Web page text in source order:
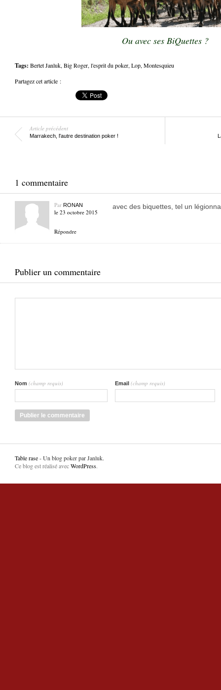
Ou avec ses BiQuettes ?
Tags: Bertet Janluk,Big Roger,l'esprit du poker,Lop,Montesquieu
Partagez cet article :
Article précédent
Marrakech, l'autre destination poker !
1 commentaire
Par RONAN
le 23 octobre 2015
Répondre
avec des biquettes, tel un
Publier un commentaire
Nom (champ requis) Email (champ requis)
Table rase- Un blog poker par Janluk.
Ce blog est réalisé avecWordPress.